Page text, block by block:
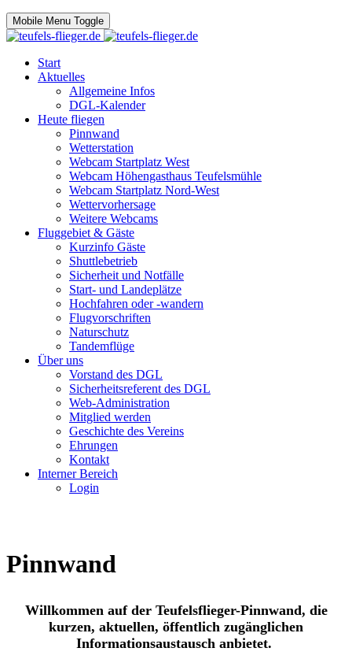
Mobile Menu Toggle
Start
Aktuelles
Allgemeine Infos
DGL-Kalender
Heute fliegen
Pinnwand
Wetterstation
Webcam Startplatz West
Webcam Höhengasthaus Teufelsmühle
Webcam Startplatz Nord-West
Wettervorhersage
Weitere Webcams
Fluggebiet & Gäste
Kurzinfo Gäste
Shuttlebetrieb
Sicherheit und Notfälle
Start- und Landeplätze
Hochfahren oder -wandern
Flugvorschriften
Naturschutz
Tandemflüge
Über uns
Vorstand des DGL
Sicherheitsreferent des DGL
Web-Administration
Mitglied werden
Geschichte des Vereins
Ehrungen
Kontakt
Interner Bereich
Login
Pinnwand
Willkommen auf der Teufelsflieger-Pinnwand, die
kurzen, aktuellen, öffentlich zugänglichen
Informationsaustausch anbietet.